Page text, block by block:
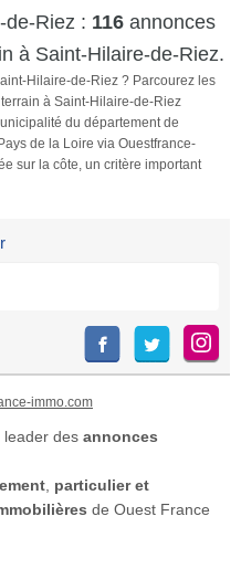
de-Riez : 116 annonces
à Saint-Hilaire-de-Riez.
Hilaire-de-Riez ? Parcourez les
à Saint-Hilaire-de-Riez
du département de
de la Loire via Ouestfrance-
sur la côte, un critère important
immo.com
leader des annonces
particulier et
de Ouest France